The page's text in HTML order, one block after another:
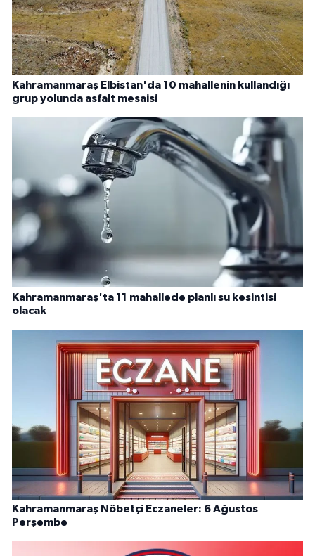
Kahramanmaraş Elbistan'da 10 mahallenin kullandığı
grup yolunda asfalt mesaisi
Kahramanmaraş'ta 11 mahallede planlı su kesintisi
olacak
Kahramanmaraş Nöbetçi Eczaneler: 6 Ağustos
Perşembe